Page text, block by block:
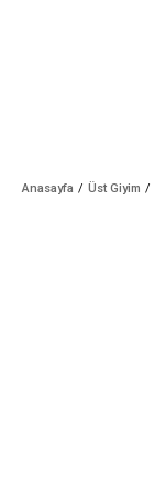
Anasayfa Üst Giyim